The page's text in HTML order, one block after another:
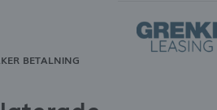
BETALNING